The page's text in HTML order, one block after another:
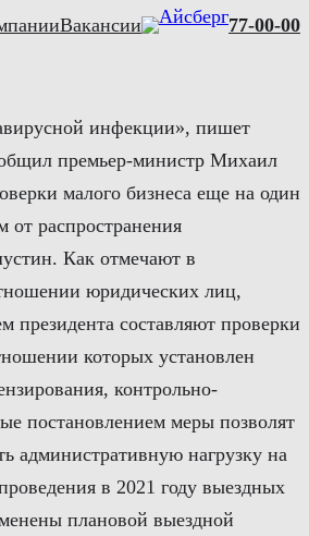
Вакансии 77-00-00
инфекции», пишет
премьер-министр Михаил
малого бизнеса еще на один
от распространения
Как отмечают в
юридических лиц,
президента составляют проверки
которых установлен
контрольно-
постановлением меры позволят
административную нагрузку на
в 2021 году выездных
плановой выездной